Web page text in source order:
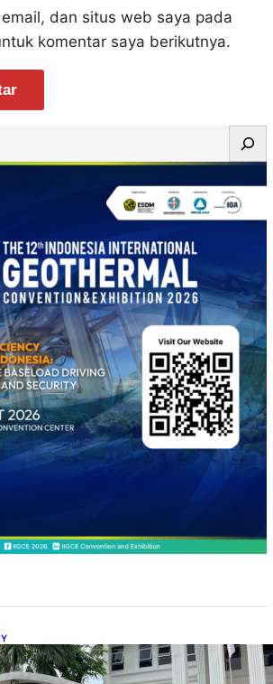
dan situs web saya pada
komentar saya berikutnya.
Bersihkan Indonesia Ajukan Banding
Gugatan RUPTL